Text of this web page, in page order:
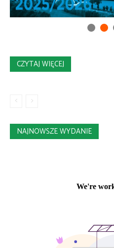
CZYTAJ WIĘCEJ
NAJNOWSZE WYDANIE